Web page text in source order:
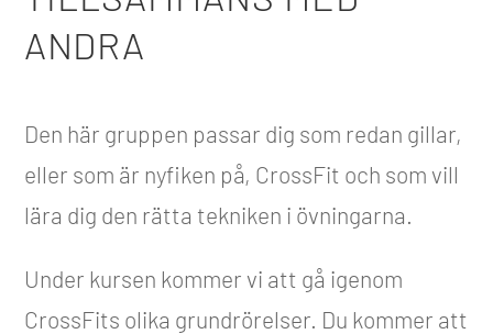
ANDRA
Den här gruppen passar dig som redan gillar,
eller som är nyfiken på, CrossFit och som vill
lära dig den rätta tekniken i övningarna.
Under kursen kommer vi att gå igenom
CrossFits olika grundrörelser. Du kommer att